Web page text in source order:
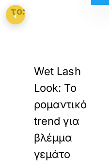
Wet Lash
Look: To
ρομαντικό
trend για
βλέμμα
γεμάτο
‹